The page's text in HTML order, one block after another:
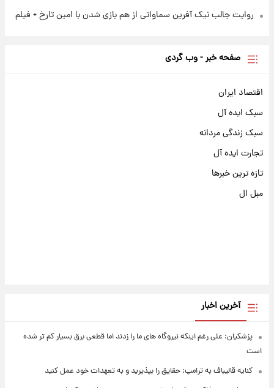
روایت جالب نیک آفرین سماواتی از هم بازی شدن با امین تارخ + فیلم
صفحه خبر - وب گردی
اقتصاد ایران
سبک ایده آل
سبک زندگی مردانه
تجارت ایده آل
تازه ترین خبرها
مبل ال
آخرین اخبار
پزشکیان: علی رغم اینکه نیروگاه های ما را زدند اما قطعی برق بسیار کم تر شده
است
کنایه قالیباف به ترامپ: حقایق را بپذیرید و به تعهدات خود عمل کنید